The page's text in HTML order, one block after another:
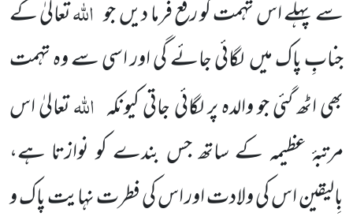
سے پہلے اس تہمت کو رفع فرما دیں جو اللہتعالیٰ کے
جنابِ پاک میں لگائی جائے گی اور اسی سے وہ تہمت
بھی اٹھ گئی جو والدہ پر لگائی جاتی کیونکہ اللہتعالیٰ اس
مرتبۂ عظیمہ کے ساتھ جس بندے کو نوازتا ہے،
بِالیقین اس کی ولادت اور اس کی فطرت نہایت پاک و